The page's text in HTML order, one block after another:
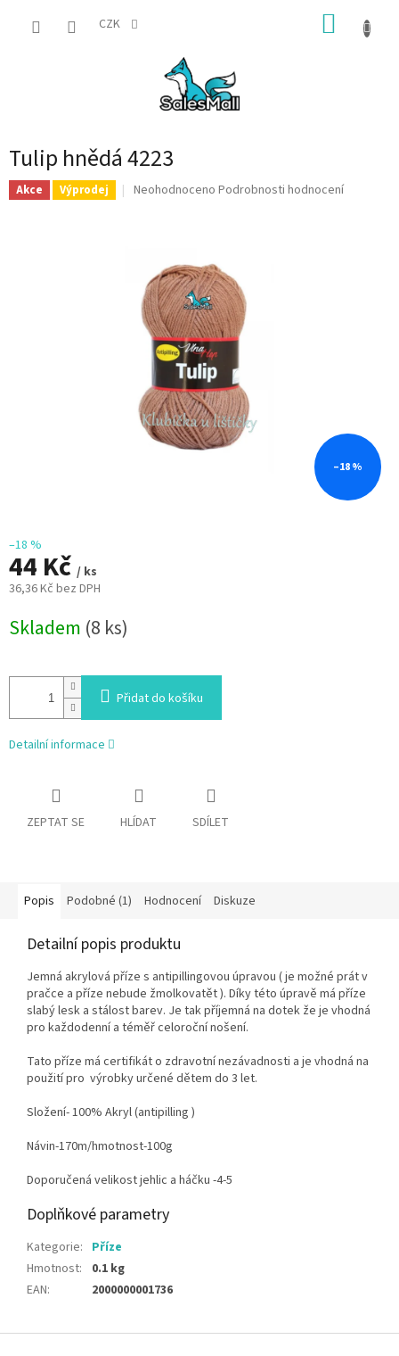
CZK
Tulip hnědá 4223
Akce Výprodej
Průměrné
hvězdiček.
Neohodnoceno Podrobnosti hodnocení
–18 %
–18 %
44 Kč / ks
36,36 Kč bez DPH
cena:
Skladem (8 ks)
Přidat do košíku
Detailní informace
ZEPTAT SE HLÍDAT SDÍLET
Popis Podobné (1) Hodnocení Diskuze
Detailní popis produktu
Jemná akrylová příze s antipillingovou úpravou ( je možné prát v
pračce a příze nebude žmolkovatět ). Díky této úpravě má příze
slabý lesk a stálost barev. Je tak příjemná na dotek že je vhodná
pro každodenní a téměř celoroční nošení.
Tato příze má certifikát o zdravotní nezávadnosti a je vhodná na
použití pro výrobky určené dětem do 3 let.
Složení- 100% Akryl (antipilling )
Návin-170m/hmotnost-100g
Doporučená velikost jehlic a háčku -4-5
Doplňkové parametry
Kategorie: Příze
Hmotnost:
0.1 kg
EAN: 2000000001736
Z